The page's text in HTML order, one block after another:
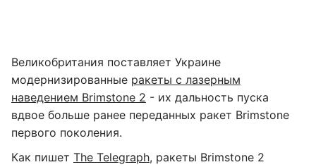
Великобритания поставляет Украине
модернизированные ракеты с лазерным
наведением Brimstone 2 - их дальность пуска
вдвое больше ранее переданных ракет Brimstone
первого поколения.
Как пишет The Telegraph, ракеты Brimstone 2